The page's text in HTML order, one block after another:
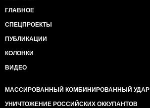
ГЛАВНОЕ
СПЕЦПРОЕКТЫ
ПУБЛИКАЦИИ
КОЛОНКИ
ВИДЕО
МАССИРОВАННЫЙ КОМБИНИРОВАННЫЙ УДАР
УНИЧТОЖЕНИЕ РОССИЙСКИХ ОККУПАНТОВ